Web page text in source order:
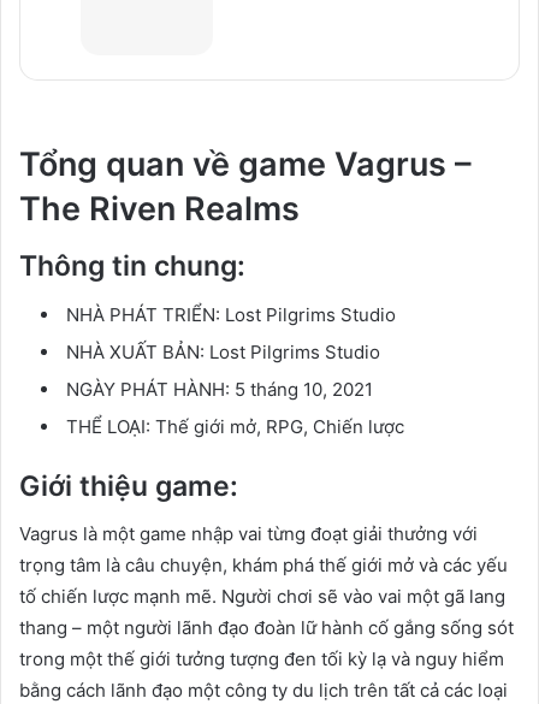
Tổng quan về game Vagrus –
The Riven Realms
Thông tin chung:
NHÀ PHÁT TRIỂN: Lost Pilgrims Studio
NHÀ XUẤT BẢN: Lost Pilgrims Studio
NGÀY PHÁT HÀNH: 5 tháng 10, 2021
THỂ LOẠI: Thế giới mở, RPG, Chiến lược
Giới thiệu game:
Vagrus là một game nhập vai từng đoạt giải thưởng với
trọng tâm là câu chuyện, khám phá thế giới mở và các yếu
tố chiến lược mạnh mẽ. Người chơi sẽ vào vai một gã lang
thang – một người lãnh đạo đoàn lữ hành cố gắng sống sót
trong một thế giới tưởng tượng đen tối kỳ lạ và nguy hiểm
bằng cách lãnh đạo một công ty du lịch trên tất cả các loại